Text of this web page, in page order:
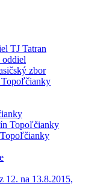
TJ Tatran
oddiel
zbor
Topoľčianky
12. na 13.8.2015,